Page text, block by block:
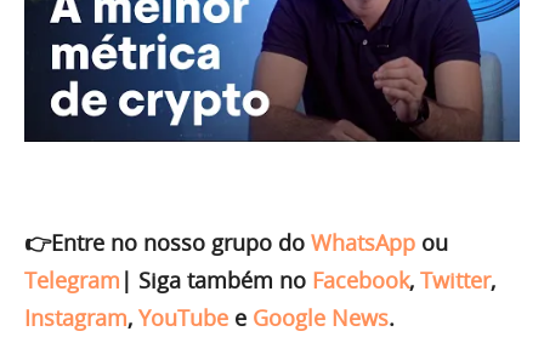
👉Entre no nosso grupo do WhatsApp ou
Telegram | Siga também no Facebook, Twitter,
Instagram, YouTube e Google News.